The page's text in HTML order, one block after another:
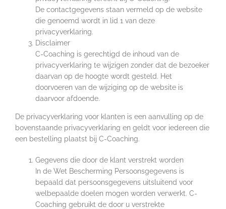
De contactgegevens staan vermeld op de website
die genoemd wordt in lid 1 van deze
privacyverklaring.
Disclaimer
C-Coaching is gerechtigd de inhoud van de
privacyverklaring te wijzigen zonder dat de bezoeker
daarvan op de hoogte wordt gesteld. Het
doorvoeren van de wijziging op de website is
daarvoor afdoende.
De privacyverklaring voor klanten is een aanvulling op de
bovenstaande privacyverklaring en geldt voor iedereen die
een bestelling plaatst bij C-Coaching.
Gegevens die door de klant verstrekt worden
In de Wet Bescherming Persoonsgegevens is
bepaald dat persoonsgegevens uitsluitend voor
welbepaalde doelen mogen worden verwerkt. C-
Coaching gebruikt de door u verstrekte